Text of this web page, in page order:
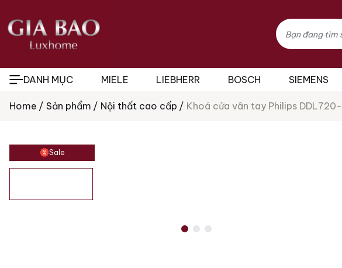
Tìm
kiếm
sản
phẩm
DANH MỤC MIELE LIEBHERR BOSCH SIEMENS
Home Sản phẩm Nội thất cao cấp Khoá cửa vân tay Philips
Sale